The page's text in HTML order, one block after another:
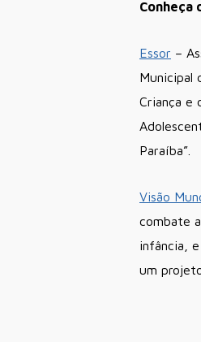
Conheça
Essor –
Municipal
Criança e
Paraíba”.
Visão
combate
infância,
um